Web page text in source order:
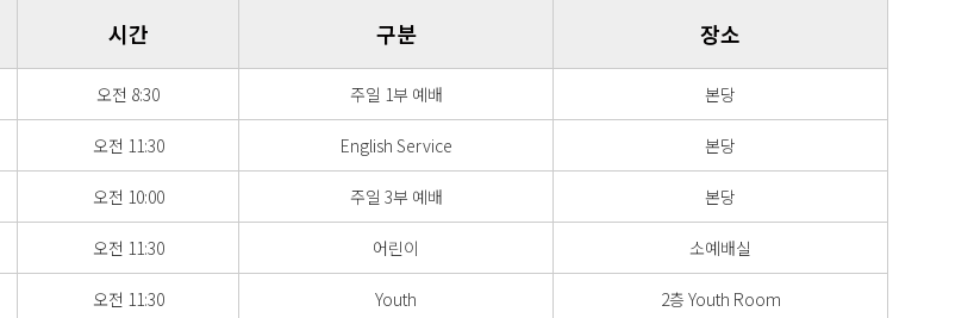
시간 구분 장소
오전 8:30 주일 1부 예배 본당
오전 11:30 English Service 본당
오전 10:00 주일 3부 예배 본당
오전 11:30 어린이 소예배실
오전 11:30 Youth 2층 Youth Room